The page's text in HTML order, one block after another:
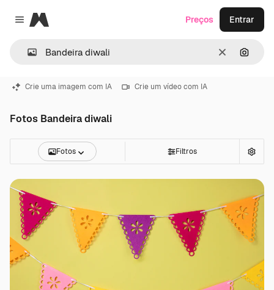
Close menu
Magnific
Limpar
Preços Entrar
Crie uma imagem com IA Crie um vídeo com IA
Fotos Bandeira diwali
Fotos Filtros